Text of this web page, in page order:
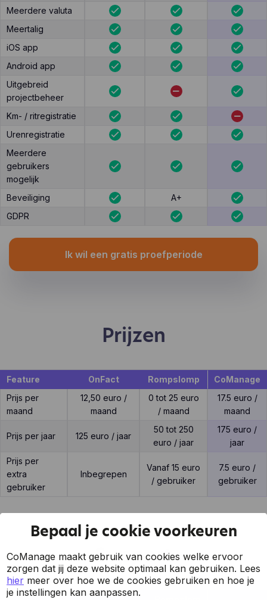
Meerdere valuta
Meertalig
iOS app
Android app
Uitgebreid
projectbeheer
Km- / ritregistratie
Urenregistratie
Meerdere
gebruikers
mogelijk
Beveiliging
A+
GDPR
Ik wil een gratis proefperiode
Prijzen
Feature OnFact Rompslomp
CoManage
Prijs per
maand
12,50 euro /
maand
0 tot 25 euro
/ maand
17.5 euro /
maand
Prijs per jaar 125 euro / jaar
50 tot 250
euro / jaar
175 euro /
jaar
Prijs per
extra
gebruiker
Inbegrepen
Vanaf 15 euro
/ gebruiker
7.5 euro /
gebruiker
Support
Bepaal je cookie voorkeuren
CoManage maakt gebruik van cookies welke ervoor
zorgen dat jij deze website optimaal kan gebruiken. Lees
hier meer over hoe we de cookies gebruiken en hoe je
je instellingen kan aanpassen.